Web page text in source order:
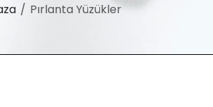
Pırlanta Yüzükler